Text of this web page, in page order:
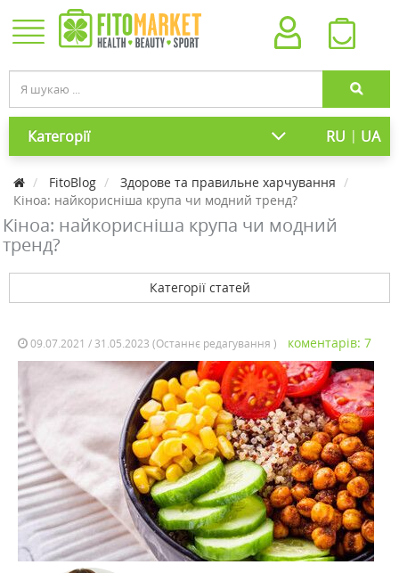
Категорії RU | UA
FitoBlog
Здорове та правильне харчування
Кіноа: найкорисніша крупа чи модний тренд?
Кіноа: найкорисніша крупа чи модний
тренд?
Категорії статей
09.07.2021 / 31.05.2023 (Останнє редагування ) коментарів: 7